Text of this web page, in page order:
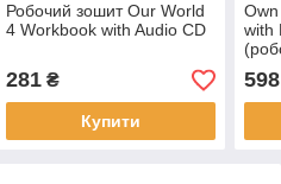
Робочий зошит Our World
4 Workbook with Audio CD
281₴
Купити
with
598